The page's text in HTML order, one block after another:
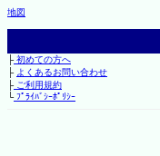
地図
├初めての方へ
├ よくあるお問い合わせ
├ご利用規約
└ﾌﾟﾗｲﾊﾞｼｰﾎﾟﾘｼｰ